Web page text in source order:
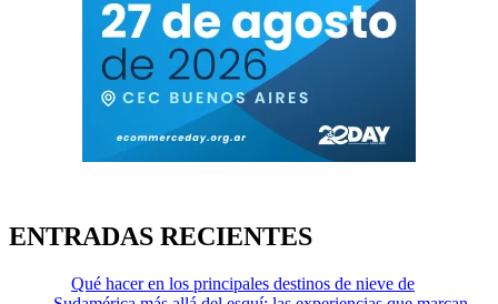
ENTRADAS RECIENTES
Qué hacer en los principales destinos de nieve de